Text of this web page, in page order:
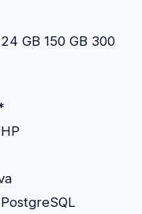
GB 150 GB 300